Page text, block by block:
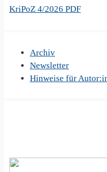
KriPoZ 4/2026 PDF
Archiv
Newsletter
Hinweise für